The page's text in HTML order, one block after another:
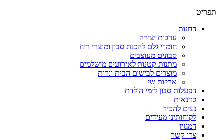
תפריט
החנות
ערכות יצירה
חומרי גלם להכנת סבון ומוצרי ריח
סבונים מעוצבים
מתנות קטנות לאירועים מושלמים
מוצרים לבישום הבית ונרות
אריזות שי
הפעלות סבון לימי הולדת
סדנאות
נעים להכיר
לקוחותינו מעידים
המגזין
צרו קשר